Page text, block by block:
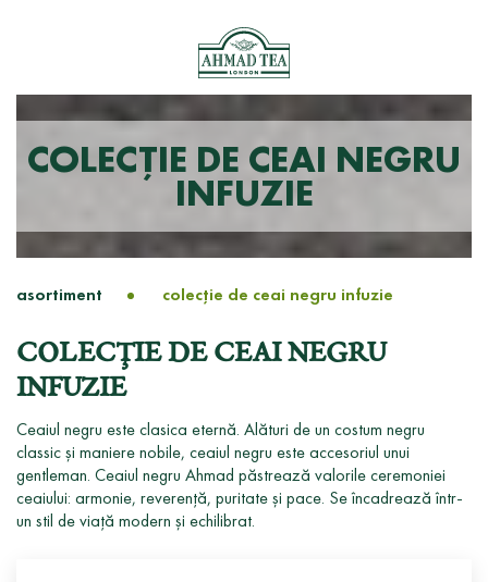
COLECŢIE DE CEAI NEGRU
INFUZIE
asortiment colecţie de ceai negru infuzie
COLECŢIE DE CEAI NEGRU
INFUZIE
Ceaiul negru este clasica eternă. Alături de un costum negru
classic și maniere nobile, ceaiul negru este accesoriul unui
gentleman. Ceaiul negru Ahmad păstrează valorile ceremoniei
ceaiului: armonie, reverență, puritate și pace. Se încadrează într-
un stil de viață modern și echilibrat.